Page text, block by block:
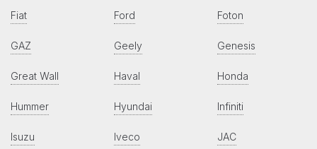
Fiat Ford Foton
GAZ Geely Genesis
Great Wall Haval Honda
Hummer Hyundai Infiniti
Isuzu Iveco JAC